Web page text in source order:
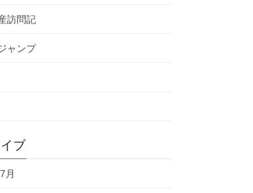
訪問記
ャンプ
ブ
月